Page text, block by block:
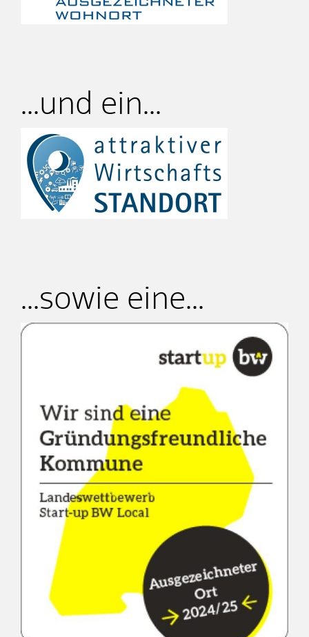
...und ein...
...sowie eine...